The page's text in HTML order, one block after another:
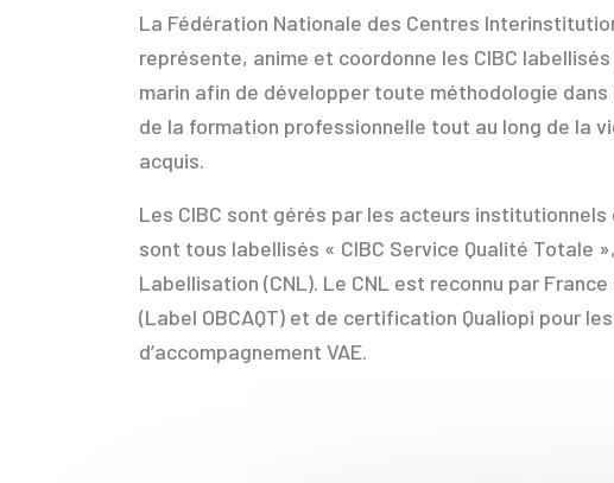
La Fédération Nationale des Centres
représente, anime et coordonne les CIBC
marin afin de développer toute méthodologie
de la formation professionnelle tout au long de la
acquis.
Les CIBC sont gérés par les acteurs
sont tous labellisés « CIBC Service Qualité Totale
Labellisation (CNL). Le CNL est reconnu par
(Label OBCAQT) et de certification Qualiopi pour
d’accompagnement VAE.